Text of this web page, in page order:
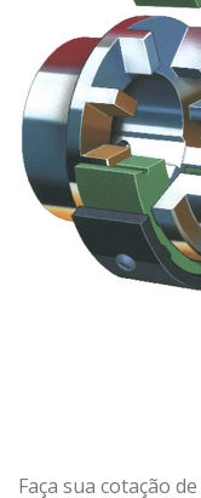
Faça sua cotação de